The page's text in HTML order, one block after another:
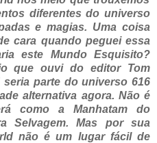
diferentes do universo
e magias. Uma coisa
cara quando peguei essa
este Mundo Esquisito?
que ouvi do editor Tom
parte do universo 616
alternativa agora. Não é
como a Manhatam do
Selvagem. Mas por sua
não é um lugar fácil de